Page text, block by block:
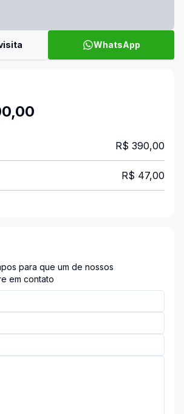
WhatsApp
R$ 390,00
R$ 47,00
para que um de nossos
em contato